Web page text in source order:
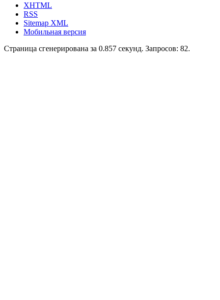
XHTML
RSS
Sitemap XML
Мобильная версия
Страница сгенерирована за 0.857 секунд. Запросов: 82.